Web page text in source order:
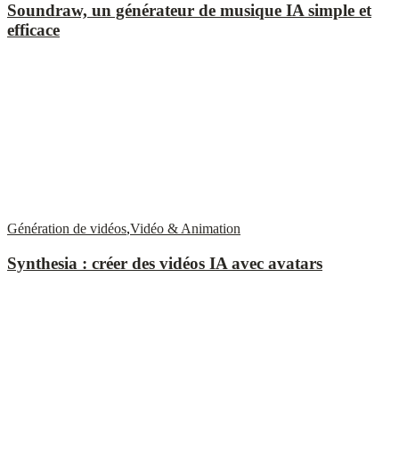
Soundraw, un générateur de musique IA simple et
efficace
Génération de vidéos,Vidéo & Animation
Synthesia : créer des vidéos IA avec avatars